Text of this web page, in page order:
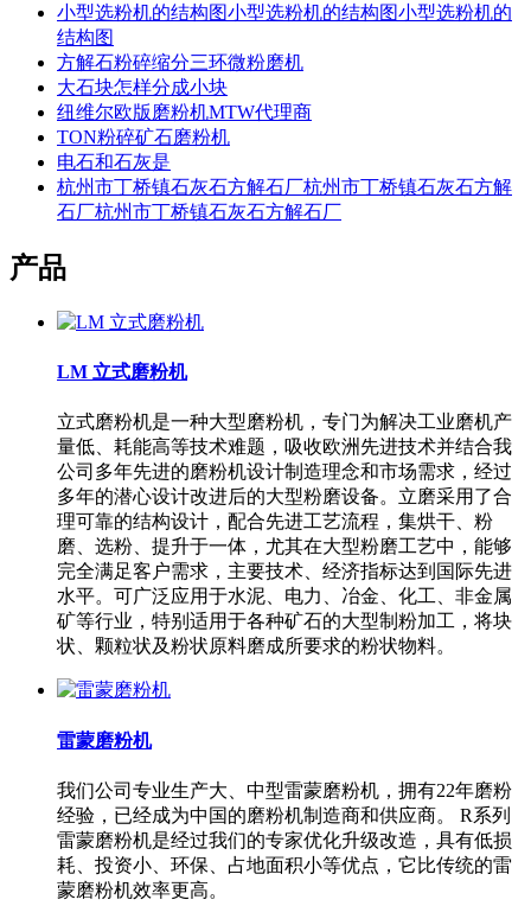
小型选粉机的结构图小型选粉机的结构图小型选粉机的
结构图
方解石粉碎缩分三环微粉磨机
大石块怎样分成小块
纽维尔欧版磨粉机MTW代理商
TON粉碎矿石磨粉机
电石和石灰是
杭州市丁桥镇石灰石方解石厂杭州市丁桥镇石灰石方解
石厂杭州市丁桥镇石灰石方解石厂
产品
LM 立式磨粉机
立式磨粉机是一种大型磨粉机，专门为解决工业磨机产
量低、耗能高等技术难题，吸收欧洲先进技术并结合我
公司多年先进的磨粉机设计制造理念和市场需求，经过
多年的潜心设计改进后的大型粉磨设备。立磨采用了合
理可靠的结构设计，配合先进工艺流程，集烘干、粉
磨、选粉、提升于一体，尤其在大型粉磨工艺中，能够
完全满足客户需求，主要技术、经济指标达到国际先进
水平。可广泛应用于水泥、电力、冶金、化工、非金属
矿等行业，特别适用于各种矿石的大型制粉加工，将块
状、颗粒状及粉状原料磨成所要求的粉状物料。
雷蒙磨粉机
我们公司专业生产大、中型雷蒙磨粉机，拥有22年磨粉
经验，已经成为中国的磨粉机制造商和供应商。 R系列
雷蒙磨粉机是经过我们的专家优化升级改造，具有低损
耗、投资小、环保、占地面积小等优点，它比传统的雷
蒙磨粉机效率更高。